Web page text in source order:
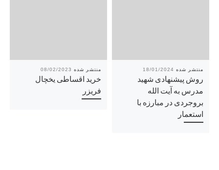
08/02/2023
خرید اقساطی یخچال
فریزر
18/01/2024
روش پیشنهادی شهید
مدرس به آیت الله
بروجردی در مبارزه با
استعمار